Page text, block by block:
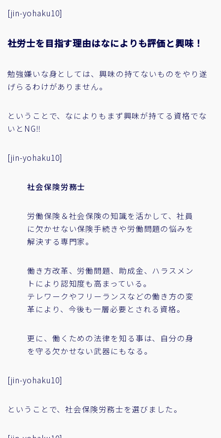
[jin-yohaku10]
社労士を目指す理由はなによりも評価と興味！
勉強嫌いな身としては、興味の持てないものをやり遂
げらるわけがありません。
ということで、なによりもまず興味が持てる資格でな
いとNG‼
[jin-yohaku10]
社会保険労務士
労働保険＆社会保険の知識を活かして、社員
に欠かせない保険手続きや労働問題の悩みを
解決する専門家。
働き方改革、労働問題、助成金、ハラスメン
トにより認知度も高まっている。
テレワークやフリーランスなどの働き方の変
革により、今後も一層必要とされる資格。
更に、働くための法律を知る事は、自分の身
を守る欠かせない武器にもなる。
[jin-yohaku10]
ということで、社会保険労務士を選びました。